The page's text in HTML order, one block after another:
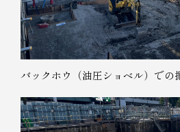
バックホウ（油圧ショベル）での